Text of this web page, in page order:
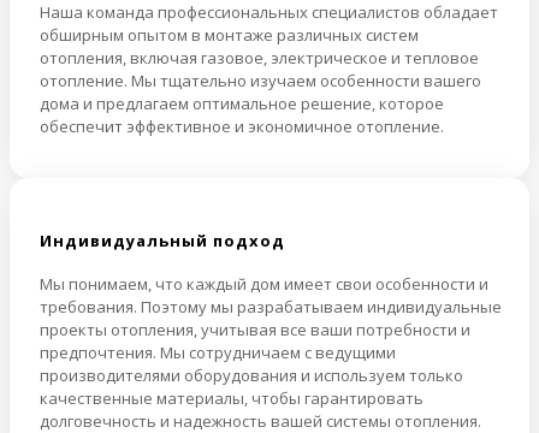
Наша команда профессиональных специалистов обладает
обширным опытом в монтаже различных систем
отопления, включая газовое, электрическое и тепловое
отопление. Мы тщательно изучаем особенности вашего
дома и предлагаем оптимальное решение, которое
обеспечит эффективное и экономичное отопление.
Индивидуальный подход
Мы понимаем, что каждый дом имеет свои особенности и
требования. Поэтому мы разрабатываем индивидуальные
проекты отопления, учитывая все ваши потребности и
предпочтения. Мы сотрудничаем с ведущими
производителями оборудования и используем только
качественные материалы, чтобы гарантировать
долговечность и надежность вашей системы отопления.